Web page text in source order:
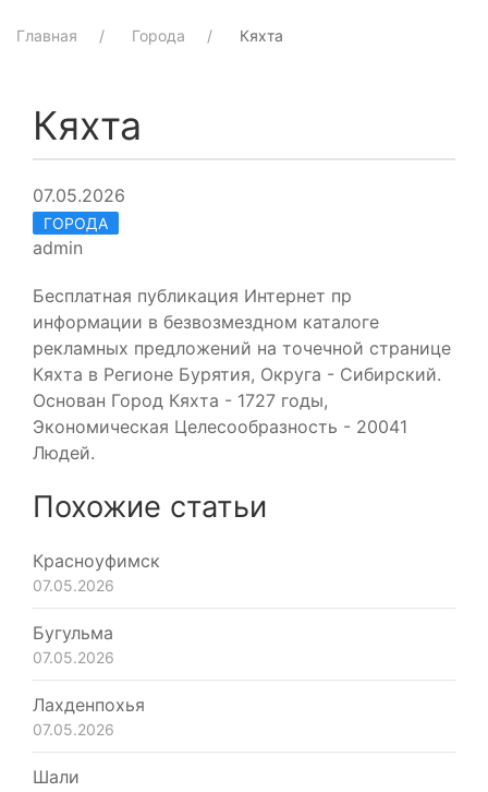
Главная Города Кяхта
Кяхта
07.05.2026
ГОРОДА
admin
Бесплатная публикация Интернет пр
информации в безвозмездном каталоге
рекламных предложений на точечной странице
Кяхта в Регионе Бурятия, Округа - Сибирский.
Основан Город Кяхта - 1727 годы,
Экономическая Целесообразность - 20041
Людей.
Похожие статьи
Красноуфимск
07.05.2026
Бугульма
07.05.2026
Лахденпохья
07.05.2026
Шали